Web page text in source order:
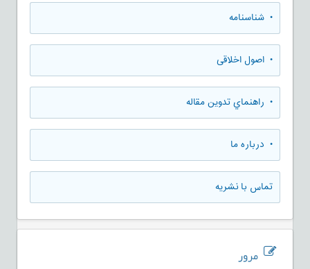
• شناسنامه
• اصول اخلاقی
• راهنماي تدوين مقاله
• درباره ما
تماس با نشریه
مرور